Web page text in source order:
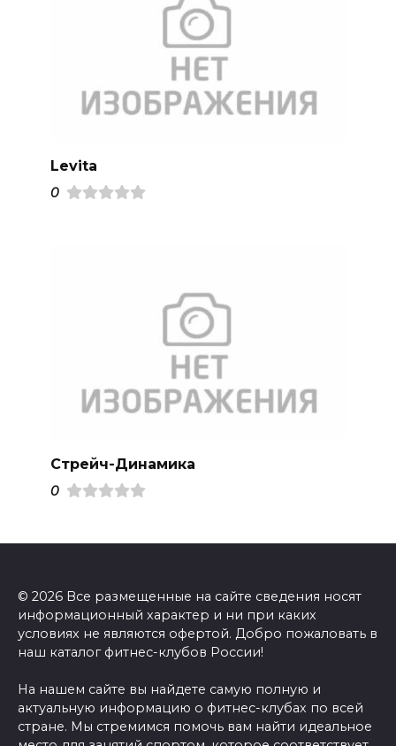
Levita
0
Стрейч-Динамика
0
© 2026 Все размещенные на сайте сведения носят
информационный характер и ни при каких
условиях не являются офертой. Добро пожаловать в
наш каталог фитнес-клубов России!
На нашем сайте вы найдете самую полную и
актуальную информацию о фитнес-клубах по всей
стране. Мы стремимся помочь вам найти идеальное